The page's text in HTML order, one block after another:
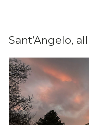
Sant’Angelo,